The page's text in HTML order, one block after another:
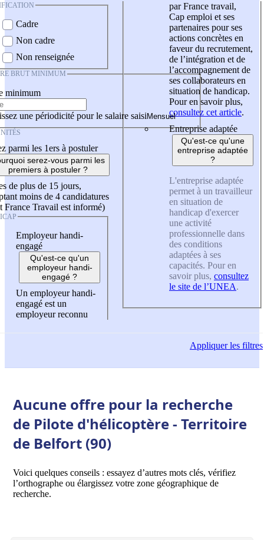
Cadre
Non cadre
Non renseignée
BRUT MINIMUM
minimum
une périodicité pour le salaire saisi
parmi les 1ers à postuler
serez-vous parmi les
premiers à postuler ?
de plus de 15 jours,
moins de 4 candidatures
France Travail est informé)
Employeur handi-
engagé
Qu'est-ce qu'un
employeur handi-
engagé ?
Un employeur handi-
engagé est un
employeur reconnu
par France travail,
Cap emploi et ses
partenaires pour ses
actions concrètes en
faveur du recrutement,
de l’intégration et de
l’accompagnement de
ses collaborateurs en
situation de handicap.
Pour en savoir plus,
consultez cet article.
Entreprise adaptée
Qu'est-ce qu'une
entreprise adaptée
?
L'entreprise adaptée
permet à un travailleur
en situation de
handicap d'exercer
une activité
professionnelle dans
des conditions
adaptées à ses
capacités. Pour en
savoir plus, consultez
le site de l’UNEA.
Appliquerles filtres
Aucune offre pour la recherche
de Pilote d'hélicoptère - Territoire
de Belfort (90)
Voici quelques conseils : essayez d’autres mots clés, vérifiez
l’orthographe ou élargissez votre zone géographique de
recherche.